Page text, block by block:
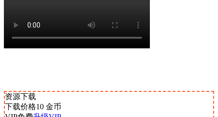
资源下载
下载价格10 金币